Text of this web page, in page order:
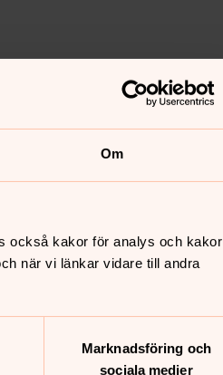
Om
också kakor för analys och kakor
när vi länkar vidare till andra
Marknadsföring och
sociala medier